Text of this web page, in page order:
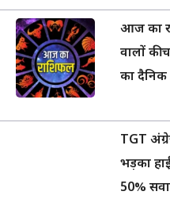
आज का
वालों की
का
TGT
भड़का
50%